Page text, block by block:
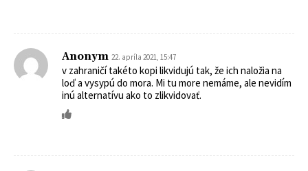
Anonym 22. apríla 2021, 15:47
v zahraničí takéto kopi likvidujú tak, že ich naložia na
loď a vysypú do mora. Mi tu more nemáme, ale nevidím
inú alternatívu ako to zlikvidovať.